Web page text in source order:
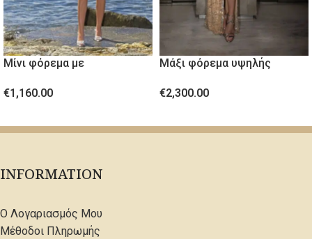
Μίνι φόρεμα με
€1,160.00
Μάξι φόρεμα υψηλής
€2,300.00
INFORMATION
Ο Λογαριασμός Μου
Μέθοδοι Πληρωμής